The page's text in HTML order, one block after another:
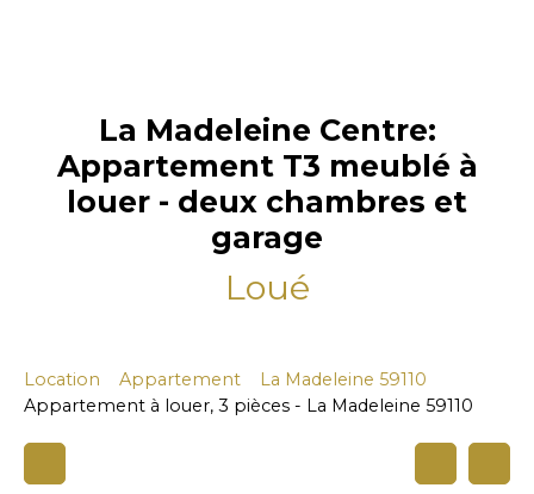
La Madeleine Centre:
Appartement T3 meublé à
louer - deux chambres et
garage
Loué
Location Appartement
La Madeleine 59110
Appartement à louer, 3 pièces - La Madeleine 59110